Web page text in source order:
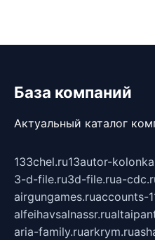
База компаний
Актуальный каталог
133chel.ru13autor-
3-d-file.ru3d-file.rua-
airgungames.ruaccounts-
alfeihavsalnassr.ru
aria-family.ruarkrym.ru